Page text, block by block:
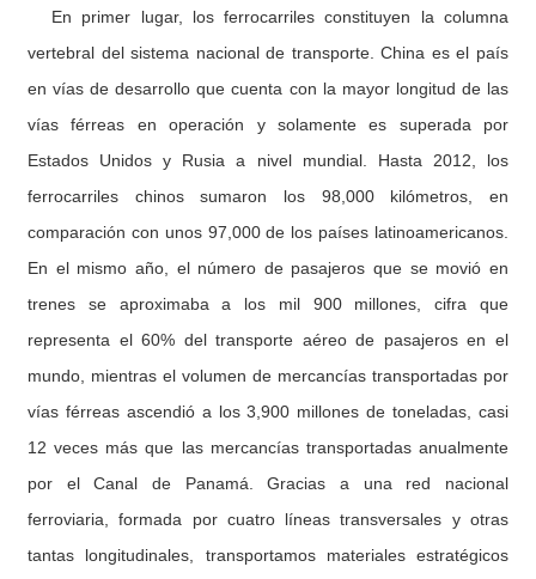
En primer lugar, los ferrocarriles constituyen la columna
vertebral del sistema nacional de transporte. China es el país
en vías de desarrollo que cuenta con la mayor longitud de las
vías férreas en operación y solamente es superada por
Estados Unidos y Rusia a nivel mundial. Hasta 2012, los
ferrocarriles chinos sumaron los 98,000 kilómetros, en
comparación con unos 97,000 de los países latinoamericanos.
En el mismo año, el número de pasajeros que se movió en
trenes se aproximaba a los mil 900 millones, cifra que
representa el 60% del transporte aéreo de pasajeros en el
mundo, mientras el volumen de mercancías transportadas por
vías férreas ascendió a los 3,900 millones de toneladas, casi
12 veces más que las mercancías transportadas anualmente
por el Canal de Panamá. Gracias a una red nacional
ferroviaria, formada por cuatro líneas transversales y otras
tantas longitudinales, transportamos materiales estratégicos